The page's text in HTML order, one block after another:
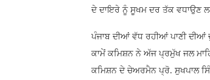
ਦੇ ਦਾਇਰੇ ਨੂੰ ਸੂਖਮ ਦਰ ਤੱਕ ਵਧਾਉਣ
ਪੰਜਾਬ ਦੀਆਂ ਵੱਧ ਰਹੀਆਂ ਪਾਣੀ ਦੀਆਂ
ਕਾਮੇਂ ਕਮਿਸ਼ਨ ਨੇ ਅੱਜ ਪ੍ਰਮੁੱਖ ਜਲ
ਕਮਿਸ਼ਨ ਦੇ ਚੇਅਰਮੈਨ ਪ੍ਰੋ. ਸੁਖਪਾਲ